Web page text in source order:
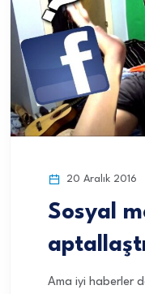
20 Aralık 2016
Sosyal
Ama iyi haberler